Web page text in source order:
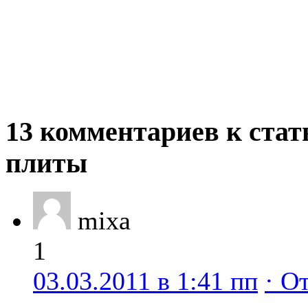
13 комментариев к
плиты
mixa
1
03.03.2011 в 1:41 пп ·